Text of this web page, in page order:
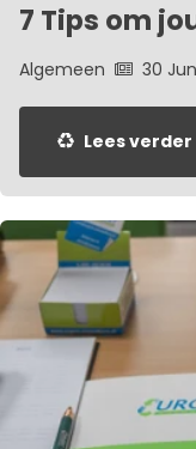
7 Tips om
Algemeen 30
Lees verder